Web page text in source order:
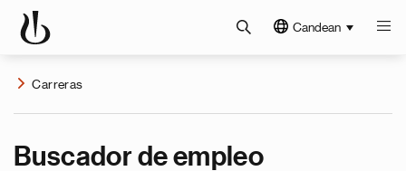
Candean
Carreras
Buscador de empleo